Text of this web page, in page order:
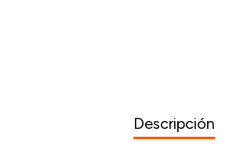
Descripción